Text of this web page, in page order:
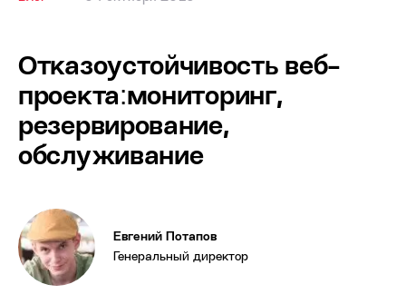
Отказоустойчивость веб-
проекта׃ мониторинг,
резервирование,
обслуживание
Евгений Потапов
Генеральный директор